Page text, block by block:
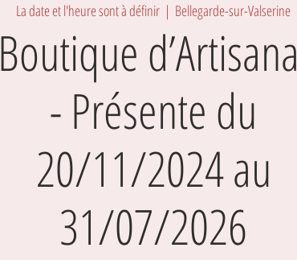
La date et l'heure sont à définir
  |
Bellegarde-sur-Valserine
Boutique
- Présente du
20/11/2024 au
31/07/2026